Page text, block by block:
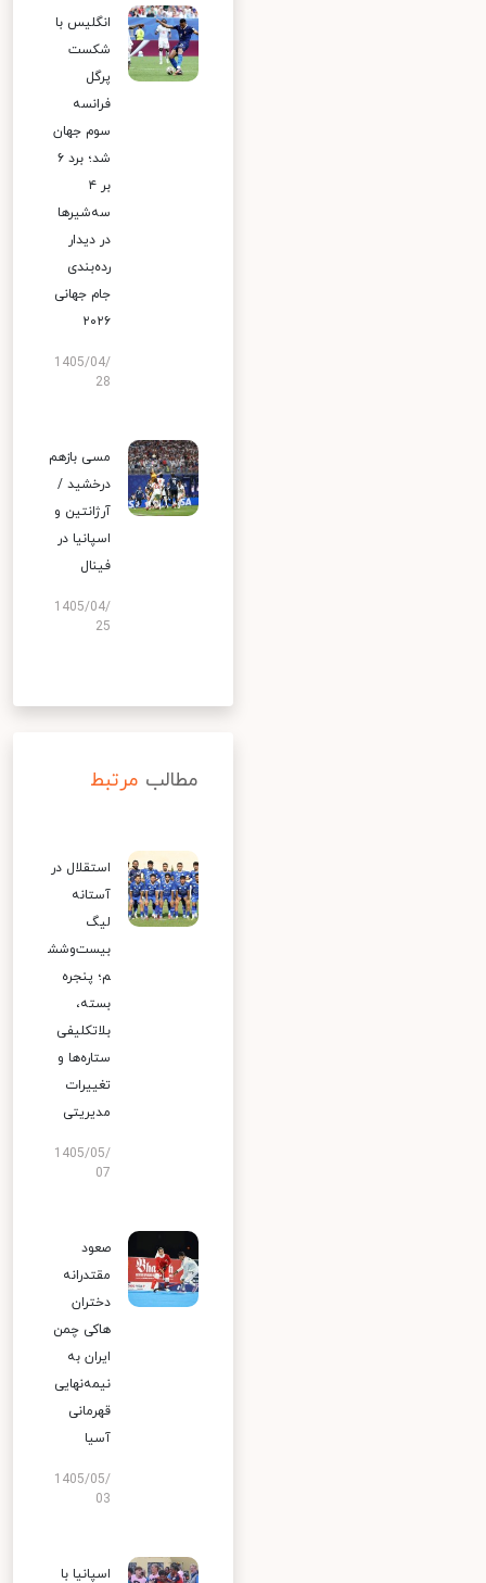
انگلیس با
شکست
پرگل
فرانسه
سوم جهان
شد؛ برد ۶
بر ۴
سه‌شیرها
در دیدار
رده‌بندی
جام جهانی
۲۰۲۶
1405/04/
28
مسی بازهم
درخشید /
آرژانتین و
اسپانیا در
فینال
1405/04/
25
مطالب مرتبط
استقلال در
آستانه
لیگ
بیست‌وشش
م؛ پنجره
بسته،
بلاتکلیفی
ستاره‌ها و
تغییرات
مدیریتی
1405/05/
07
صعود
مقتدرانه
دختران
هاکی چمن
ایران به
نیمه‌نهایی
قهرمانی
آسیا
1405/05/
03
اسپانیا با